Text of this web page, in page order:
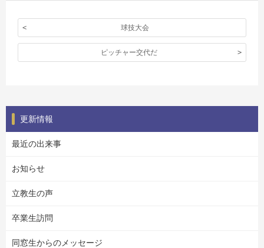
球技大会
ピッチャー交代だ
更新情報
最近の出来事
お知らせ
立教生の声
卒業生訪問
同窓生からのメッセージ